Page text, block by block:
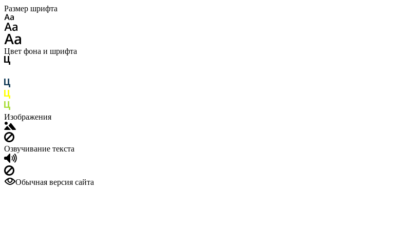
Размер шрифта
Цвет фона и шрифта
Изображения
Озвучивание текста
Обычная версия сайта